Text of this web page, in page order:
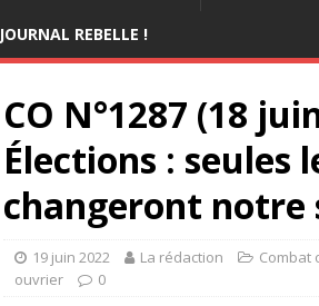
JOURNAL REBELLE !
CO N°1287 (18
Élections : seules
changeront notre
19 juin 2022 La rédaction Combat
ouvrier
0